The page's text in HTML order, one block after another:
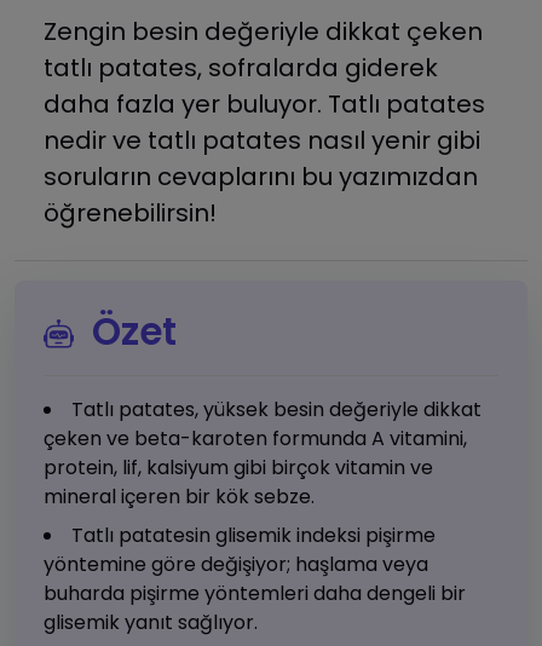
Zengin besin değeriyle dikkat çeken
tatlı patates, sofralarda giderek
daha fazla yer buluyor. Tatlı patates
nedir ve tatlı patates nasıl yenir gibi
soruların cevaplarını bu yazımızdan
öğrenebilirsin!
Özet
Tatlı patates, yüksek besin değeriyle dikkat
çeken ve beta-karoten formunda A vitamini,
protein, lif, kalsiyum gibi birçok vitamin ve
mineral içeren bir kök sebze.
Tatlı patatesin glisemik indeksi pişirme
yöntemine göre değişiyor; haşlama veya
buharda pişirme yöntemleri daha dengeli bir
glisemik yanıt sağlıyor.